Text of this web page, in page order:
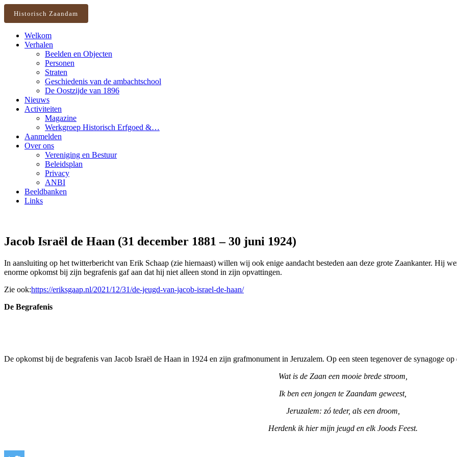
Historisch Zaandam
Welkom
Verhalen
Beelden en Objecten
Personen
Straten
Geschiedenis van de ambachtschool
De Oostzijde van 1896
Nieuws
Activiteiten
Magazine
Werkgroep Historisch Erfgoed &…
Aanmelden
Over ons
Vereniging en Bestuur
Beleidsplan
Privacy
ANBI
Beeldbanken
Links
Jacob Israël de Haan (31 december 1881 – 30 juni 1924)
In aansluiting op het twitterbericht van Erik Schaap (zie hiernaast) willen wij ook enige aandacht besteden aan deze grote Zaankanter. Hij
enorme opkomst bij zijn begrafenis gaf aan dat hij niet alleen stond in zijn opvattingen.
Zie ook:https://eriksgaap.nl/2021/12/31/de-jeugd-van-jacob-israel-de-haan/
De Begrafenis
De opkomst bij de begrafenis van Jacob Israël de Haan in 1924 en zijn grafmonument in Jeruzalem. Op een steen tegenover de synagoge
Wat is de Zaan een mooie brede stroom,
Ik ben een jongen te Zaandam geweest,
Jeruzalem: zó teder, als een droom,
Herdenk ik hier mijn jeugd en elk Joods Feest.